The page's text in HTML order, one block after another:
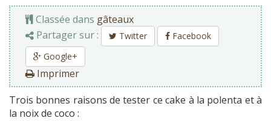
Classée dans gâteaux
Partager sur :
Twitter
Facebook
Google+
Imprimer
Trois bonnes raisons de tester ce cake à la polenta et à
la noix de coco :